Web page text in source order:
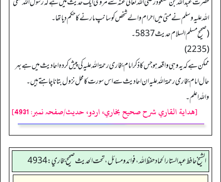
اللہ علیہ وسلم نے منیٰ میں احرام والے شخص کو سانپ مارنے کا حکم دیا تھا۔
(صحیح مسلم السلام حدیث 5837۔
(2235)
ممکن ہے کہ یہ وہی واقعہ ہو جس کا ذکر امام بخاری رحمۃ اللہ علیہ کی پیش کردہ احادیث میں ہے بہر
حال امام بخاری رحمۃ اللہ علیہ ان احادیث سے اس سورت کا محل نزول بتانا چاہتے ہیں۔
واللہ اعلم۔
[هداية القاري شرح صحيح بخاري، اردو، حدیث/صفحہ نمبر: 4931]
الشيخ حافط عبدالستار الحماد حفظ الله، فوائد و مسائل، تحت الحديث صحيح بخاري:4934